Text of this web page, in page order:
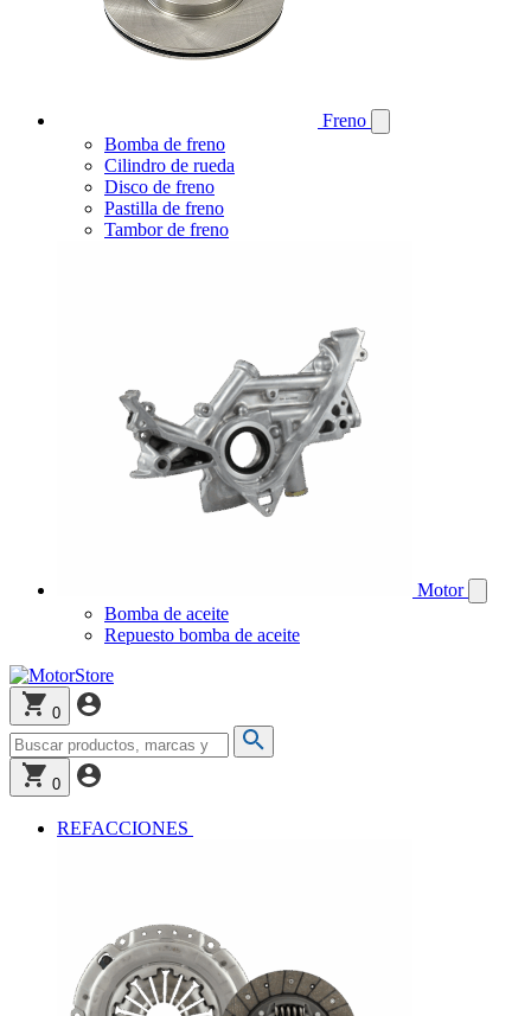
Freno
Bomba de freno
Cilindro de rueda
Disco de freno
Pastilla de freno
Tambor de freno
Motor
Bomba de aceite
Repuesto bomba de aceite
0
0
REFACCIONES